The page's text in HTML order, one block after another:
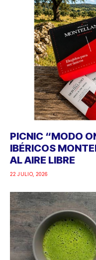
PICNIC “MODO
IBÉRICOS
AL AIRE LIBRE
22 JULIO, 2026